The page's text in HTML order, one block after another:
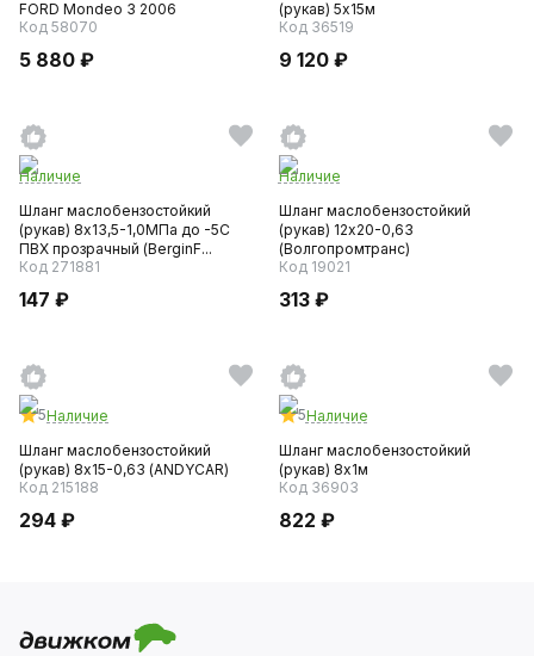
FORD Mondeo 3 2006
Код 58070
5 880 ₽
(рукав) 5х15м
Код 36519
9 120 ₽
Наличие
Шланг маслобензостойкий
(рукав) 8х13,5-1,0МПа до -5С
ПВХ прозрачный (BerginF...
Код 271881
147 ₽
Наличие
Шланг маслобензостойкий
(рукав) 12х20-0,63
(Волгопромтранс)
Код 19021
313 ₽
5Наличие
Шланг маслобензостойкий
(рукав) 8х15-0,63 (ANDYCAR)
Код 215188
294 ₽
5Наличие
Шланг маслобензостойкий
(рукав) 8х1м
Код 36903
822 ₽